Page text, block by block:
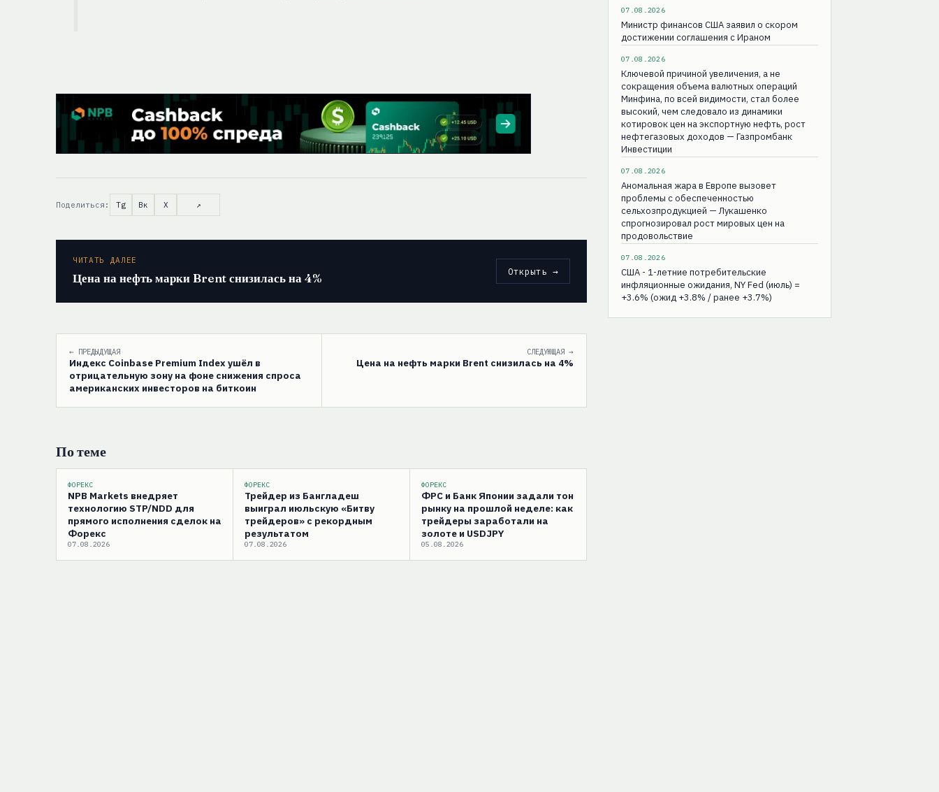
Поделиться: Tg Вк X ↗
ЧИТАТЬ ДАЛЕЕ
Цена на нефть марки Brent снизилась на 4% Открыть →
← ПРЕДЫДУЩАЯ
Индекс Coinbase Premium Index ушёл в
отрицательную зону на фоне снижения спроса
американских инвесторов на биткоин
СЛЕДУЮЩАЯ →
Цена на нефть марки Brent снизилась на 4%
По теме
ФОРЕКС
NPB Markets внедряет
технологию STP/NDD для
прямого исполнения сделок на
Форекс
07.08.2026
ФОРЕКС
Трейдер из Бангладеш
выиграл июльскую «Битву
трейдеров» с рекордным
результатом
07.08.2026
ФОРЕКС
ФРС и Банк Японии задали тон
рынку на прошлой неделе: как
трейдеры заработали на
золоте и USDJPY
05.08.2026
07.08.2026
Министр финансов США заявил о скором
достижении соглашения с Ираном
07.08.2026
Ключевой причиной увеличения, а не
сокращения объема валютных операций
Минфина, по всей видимости, стал более
высокий, чем следовало из динамики
котировок цен на экспортную нефть, рост
нефтегазовых доходов — Газпромбанк
Инвестиции
07.08.2026
Аномальная жара в Европе вызовет
проблемы с обеспеченностью
сельхозпродукцией — Лукашенко
спрогнозировал рост мировых цен на
продовольствие
07.08.2026
США - 1-летние потребительские
инфляционные ожидания, NY Fed (июль) =
+3.6% (ожид +3.8% / ранее +3.7%)